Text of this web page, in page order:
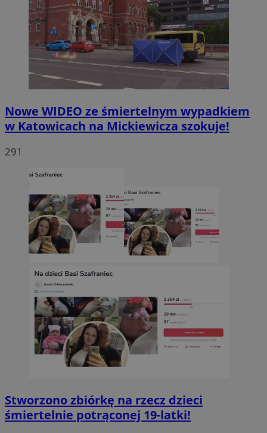
Nowe WIDEO ze śmiertelnym wypadkiem
w Katowicach na Mickiewicza szokuje!
291
Stworzono zbiórkę na rzecz dzieci
śmiertelnie potrąconej 19-latki!